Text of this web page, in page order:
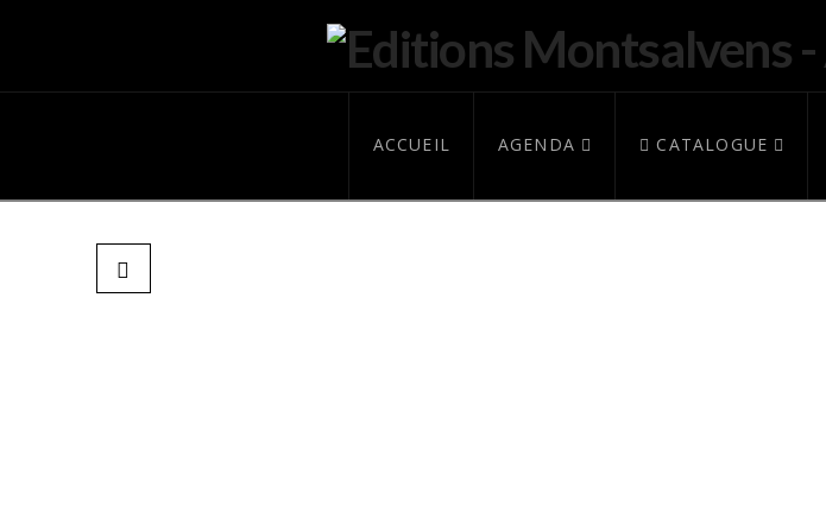
ACCUEIL AGENDA CATALOGUE